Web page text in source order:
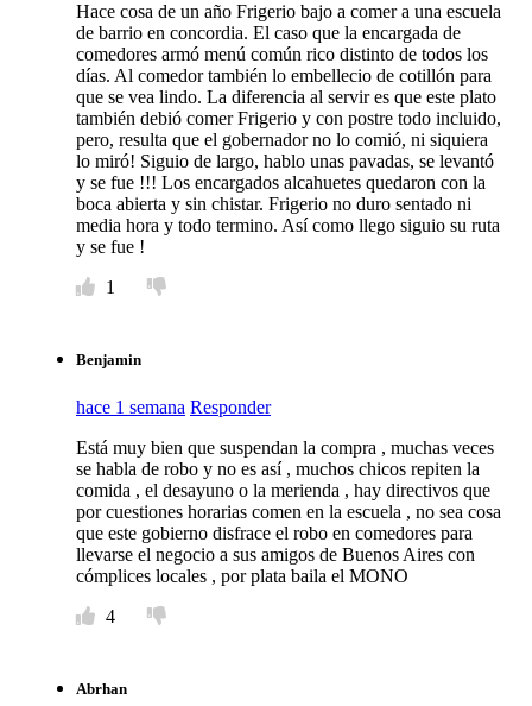
Hace cosa de un año Frigerio bajo a comer a una escuela
de barrio en concordia. El caso que la encargada de
comedores armó menú común rico distinto de todos los
días. Al comedor también lo embellecio de cotillón para
que se vea lindo. La diferencia al servir es que este plato
también debió comer Frigerio y con postre todo incluido,
pero, resulta que el gobernador no lo comió, ni siquiera
lo miró! Siguio de largo, hablo unas pavadas, se levantó
y se fue !!! Los encargados alcahuetes quedaron con la
boca abierta y sin chistar. Frigerio no duro sentado ni
media hora y todo termino. Así como llego siguio su ruta
y se fue !
1
Benjamin
hace 1 semana Responder
Está muy bien que suspendan la compra , muchas veces
se habla de robo y no es así , muchos chicos repiten la
comida , el desayuno o la merienda , hay directivos que
por cuestiones horarias comen en la escuela , no sea cosa
que este gobierno disfrace el robo en comedores para
llevarse el negocio a sus amigos de Buenos Aires con
cómplices locales , por plata baila el MONO
4
Abrhan